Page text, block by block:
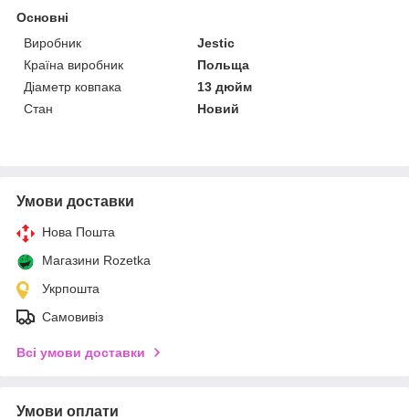
Основні
Виробник
Jestic
Країна виробник
Польща
Діаметр ковпака
13 дюйм
Стан
Новий
Умови доставки
Нова Пошта
Магазини Rozetka
Укрпошта
Самовивіз
Всі умови доставки
Умови оплати